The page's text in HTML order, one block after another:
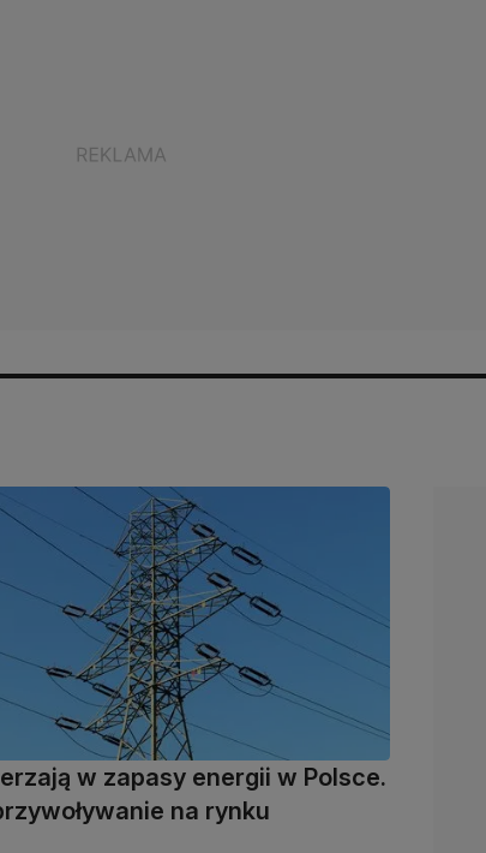
w zapasy energii w Polsce.
na rynku